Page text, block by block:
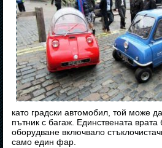
като градски автомобил, той може
пътник с багаж. Единствената
оборудване включвало
само един фар.